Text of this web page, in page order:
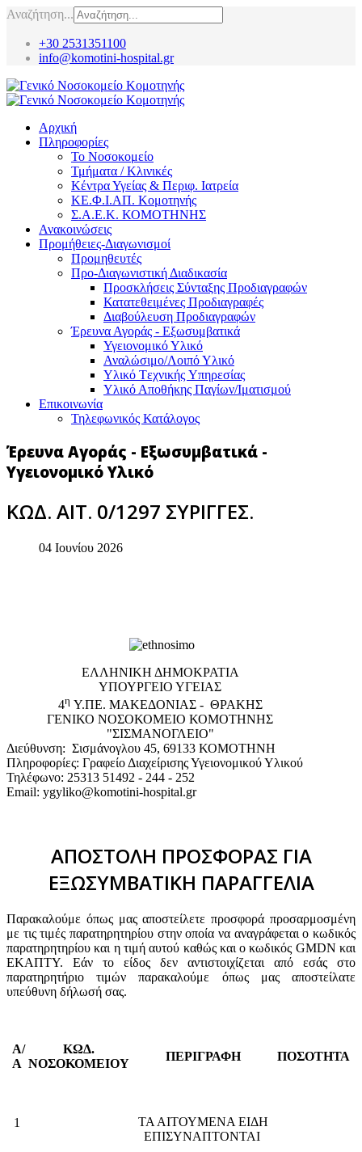
Αναζήτηση...
+30 2531351100
info@komotini-hospital.gr
Αρχική
Πληροφορίες
Το Νοσοκομείο
Τμήματα / Κλινικές
Κέντρα Υγείας & Περιφ. Ιατρεία
ΚΕ.Φ.Ι.ΑΠ. Κομοτηνής
Σ.Α.Ε.Κ. ΚΟΜΟΤΗΝΗΣ
Ανακοινώσεις
Προμήθειες-Διαγωνισμοί
Προμηθευτές
Προ-Διαγωνιστική Διαδικασία
Προσκλήσεις Σύνταξης Προδιαγραφών
Κατατεθειμένες Προδιαγραφές
Διαβούλευση Προδιαγραφών
Έρευνα Αγοράς - Εξωσυμβατικά
Υγειονομικό Υλικό
Αναλώσιμο/Λοιπό Υλικό
Υλικό Tεχνικής Yπηρεσίας
Υλικό Αποθήκης Παγίων/Ιματισμού
Επικοινωνία
Τηλεφωνικός Κατάλογος
Έρευνα Αγοράς - Εξωσυμβατικά -
Υγειονομικό Υλικό
ΚΩΔ. ΑΙΤ. 0/1297 ΣΥΡΙΓΓΕΣ.
04 Ιουνίου 2026
EΛΛΗΝΙΚΗ ΔΗΜΟΚΡΑΤΙΑ
ΥΠΟΥΡΓΕΙΟ ΥΓΕΙΑΣ
4η Υ.ΠΕ. ΜΑΚΕΔΟΝΙΑΣ - ΘΡΑΚΗΣ
ΓΕΝΙΚΟ NΟΣΟΚΟΜΕΙΟ ΚΟΜΟΤΗΝΗΣ
"ΣΙΣΜΑΝΟΓΛΕΙΟ"
Διεύθυνση: Σισμάνογλου 45, 69133 ΚΟΜΟΤΗΝΗ
Πληροφορίες: Γραφείο Διαχείρισης Υγειονομικού Υλικού
Τηλέφωνο: 25313 51492 - 244 - 252
Email: ygyliko@komotini-hospital.gr
ΑΠΟΣΤΟΛΗ ΠΡΟΣΦΟΡΑΣ ΓΙΑ
ΕΞΩΣΥΜΒΑΤΙΚΗ ΠΑΡΑΓΓΕΛΙΑ
Παρακαλούμε όπως μας αποστείλετε προσφορά προσαρμοσμένη
με τις τιμές παρατηρητηρίου στην οποία να αναγράφεται ο κωδικός
παρατηρητηρίου και η τιμή αυτού καθώς και ο κωδικός GMDN και
ΕΚΑΠΤΥ. Εάν το είδος δεν αντιστοιχίζεται από εσάς στο
παρατηρητήριο τιμών παρακαλούμε όπως μας αποστείλατε
υπεύθυνη δήλωσή σας.
Α/
Α
ΚΩΔ.
ΝΟΣΟΚΟΜΕΙΟΥ
ΠΕΡΙΓΡΑΦΗ ΠΟΣΟΤΗΤΑ
1
ΤΑ ΑΙΤΟΥΜΕΝΑ ΕΙΔΗ
ΕΠΙΣΥΝΑΠΤΟΝΤΑΙ